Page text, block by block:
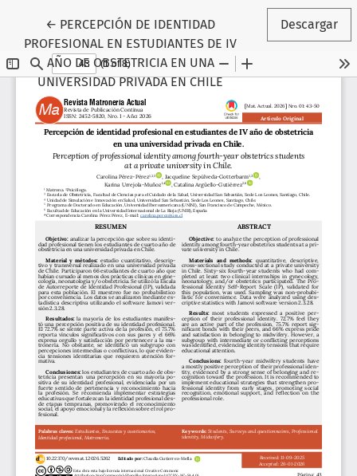
← Volver a los detalles del artículo
PERCEPCIÓN DE IDENTIDAD
PROFESIONAL EN ESTUDIANTES DE IV
AÑO DE OBSTETRICIA EN UNA
UNIVERSIDAD PRIVADA EN CHILE
Descargar